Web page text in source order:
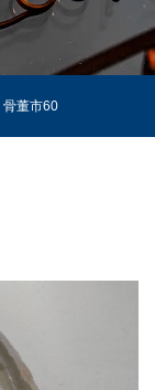
骨董市60